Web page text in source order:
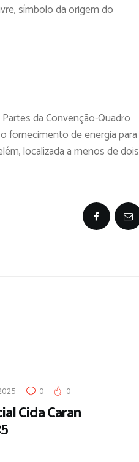
símbolo da origem do
da Convenção-Quadro
fornecimento de energia para
localizada a menos de dois
0 0
Cida Caran